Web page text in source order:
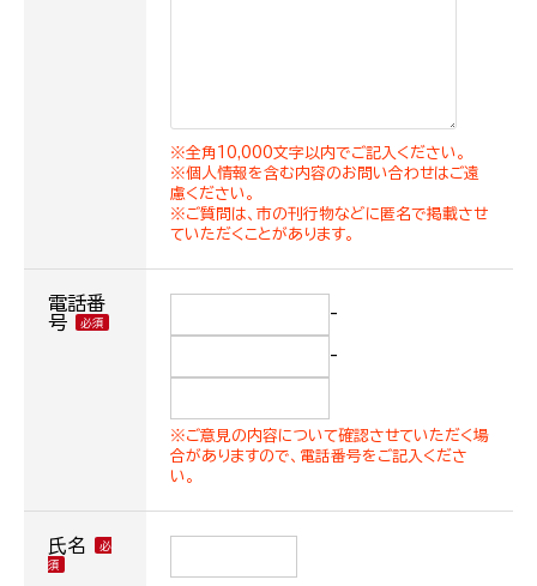
※全角10,000文字以内でご記入ください。
※個人情報を含む内容のお問い合わせはご遠
慮ください。
※ご質問は、市の刊行物などに匿名で掲載させ
ていただくことがあります。
電話番
号
-
-
※ご意見の内容について確認させていただく場
合がありますので、電話番号をご記入くださ
い。
氏名